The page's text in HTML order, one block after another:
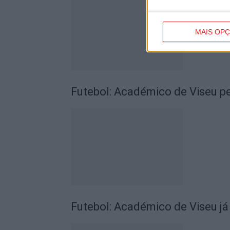
MAIS
Futebol: Académico de Viseu
Futebol: Académico de Viseu